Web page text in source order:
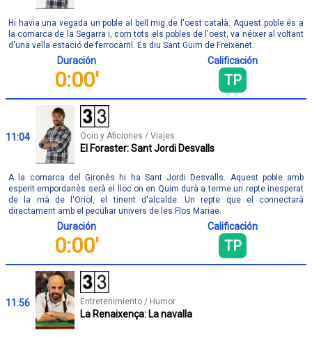
Hi havia una vegada un poble al bell mig de l'oest català. Aquest poble és a
la comarca de la Segarra i, com tots els pobles de l'oest, va néixer al voltant
d'una vella estació de ferrocarril. Es diu Sant Guim de Freixenet.
Duración
0:00'
Calificación
TP
11:04 Ocio y Aficiones / Viajes
El Foraster: Sant Jordi Desvalls
A la comarca del Gironès hi ha Sant Jordi Desvalls. Aquest poble amb
esperit empordanès serà el lloc on en Quim durà a terme un repte inesperat
de la mà de l'Oriol, el tinent d'alcalde. Un repte que el connectarà
directament amb el peculiar univers de les Flos Mariae.
Duración
0:00'
Calificación
TP
11:56 Entretenimiento / Humor
La Renaixença: La navalla